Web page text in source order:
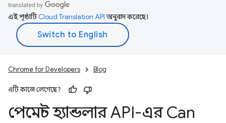
এই পৃষ্ঠাটিCloud Translation APIঅনুবাদ করেছে।
Chrome for Developers Blog
এটি কাজে লেগেছে?
পেমেন্ট হ্যান্ডলার API-এর Can